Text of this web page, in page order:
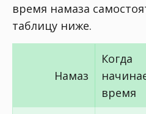
время намаза
таблицу ниже.
Намаз
Когда
время